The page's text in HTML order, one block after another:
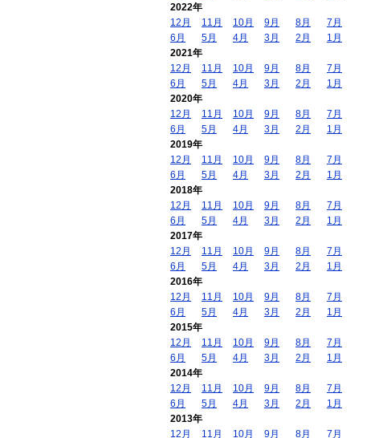
2022年
12月
11月 10月 9月 8月
7月
6月
5月 4月 3月 2月
1月
2021年
12月
11月 10月 9月 8月
7月
6月
5月 4月 3月 2月
1月
2020年
12月
11月 10月 9月 8月
7月
6月
5月 4月 3月 2月
1月
2019年
12月
11月 10月 9月 8月
7月
6月
5月 4月 3月 2月
1月
2018年
12月
11月 10月 9月 8月
7月
6月
5月 4月 3月 2月
1月
2017年
12月
11月 10月 9月 8月
7月
6月
5月 4月 3月 2月
1月
2016年
12月
11月 10月 9月 8月
7月
6月
5月 4月 3月 2月
1月
2015年
12月
11月 10月 9月 8月
7月
6月
5月 4月 3月 2月
1月
2014年
12月
11月 10月 9月 8月
7月
6月
5月 4月 3月 2月
1月
2013年
12月
11月 10月 9月 8月 7月